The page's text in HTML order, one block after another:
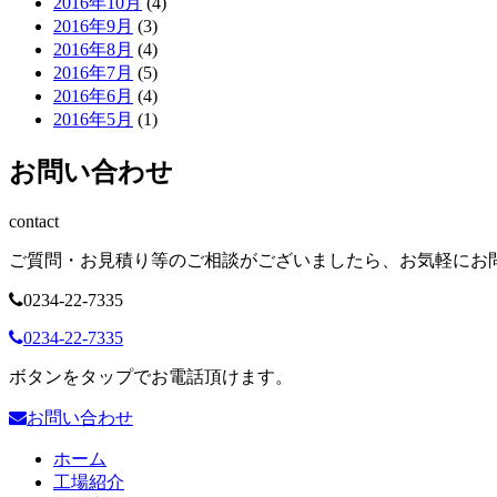
2016年9月 (3)
2016年8月 (4)
2016年7月 (5)
2016年6月 (4)
2016年5月 (1)
お問い合わせ
contact
ご質問・お見積り等のご相談がございましたら、お気軽にお
0234-22-7335
0234-22-7335
ボタンをタップでお電話頂けます。
お問い合わせ
ホーム
工場紹介